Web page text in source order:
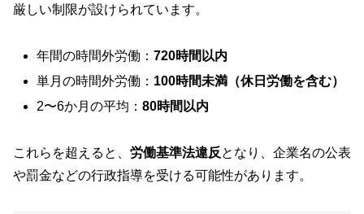
厳しい制限が設けられています。
年間の時間外労働：720時間以内
単月の時間外労働： 100時間未満（休日労働を含む）
2〜6か月の平均：80時間以内
これらを超えると、 労働基準法違反 となり、企業名の公表
や罰金などの行政指導を受ける可能性があります。